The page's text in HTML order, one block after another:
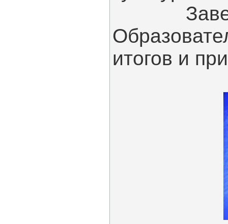
итогов и